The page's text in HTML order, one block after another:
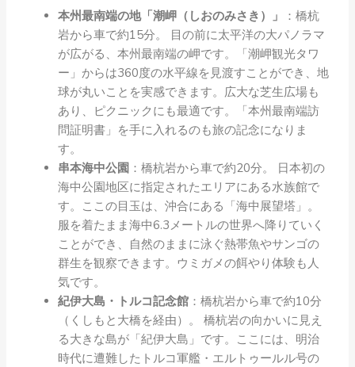
本州最南端の地「潮岬（しおのみさき）」
：橋杭
岩から車で約15分。 目の前に太平洋の大パノラマ
が広がる、本州最南端の岬です。「潮岬観光タワ
ー」からは360度の水平線を見渡すことができ、地
球が丸いことを実感できます。広大な芝生広場も
あり、ピクニックにも最適です。「本州最南端訪
問証明書」を手に入れるのも旅の記念になりま
す。
串本海中公園 ：橋杭岩から車で約20分。 日本初の
海中公園地区に指定されたエリアにある水族館で
す。ここの目玉は、沖合にある「海中展望塔」。
服を着たまま海中6.3メートルの世界へ降りていく
ことができ、自然のままに泳ぐ熱帯魚やサンゴの
群生を観察できます。ウミガメの餌やり体験も人
気です。
紀伊大島・トルコ記念館 ：橋杭岩から車で約10分
（くしもと大橋を経由）。 橋杭岩の向かいに見え
る大きな島が「紀伊大島」です。ここには、明治
時代に遭難したトルコ軍艦・エルトゥールル号の